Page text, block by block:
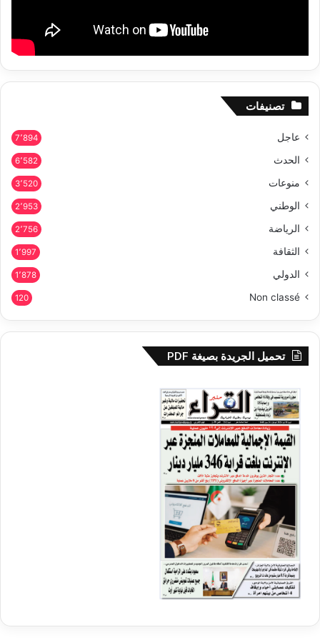
تصنيفات
عاجل 7٬894
الحدث 6٬582
منوعات 3٬520
الوطني 2٬953
الرياضة 2٬756
الثقافة 1٬997
الدولي 1٬878
Non classé
120
تحميل الجريدة بصيغة PDF